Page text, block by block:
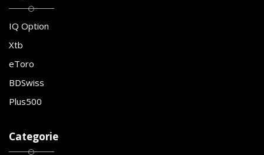
IQ Option
Xtb
eToro
BDSwiss
Plus500
Categorie